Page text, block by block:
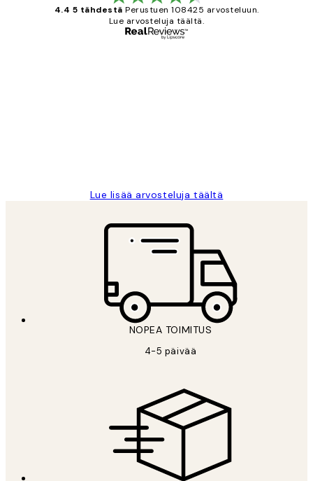
4.4 5 tähdestä Perustuen 108425 arvosteluun.
Lue arvosteluja täältä.
Lue lisää arvosteluja täältä
NOPEA TOIMITUS
4-5 päivää